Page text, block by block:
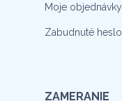
Moje objednávky
Zabudnuté heslo
ZAMERANIE